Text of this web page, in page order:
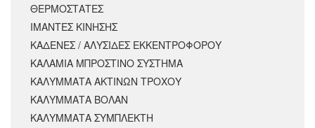
ΘΕΡΜΟΣΤΑΤΕΣ
ΙΜΑΝΤΕΣ ΚΙΝΗΣΗΣ
ΚΑΔΕΝΕΣ / ΑΛΥΣΙΔΕΣ ΕΚΚΕΝΤΡΟΦΟΡΟΥ
ΚΑΛΑΜΙΑ ΜΠΡΟΣΤΙΝΟ ΣΥΣΤΗΜΑ
ΚΑΛΥΜΜΑΤΑ ΑΚΤΙΝΩΝ ΤΡΟΧΟΥ
ΚΑΛΥΜΜΑΤΑ ΒΟΛΑΝ
ΚΑΛΥΜΜΑΤΑ ΣΥΜΠΛΕΚΤΗ